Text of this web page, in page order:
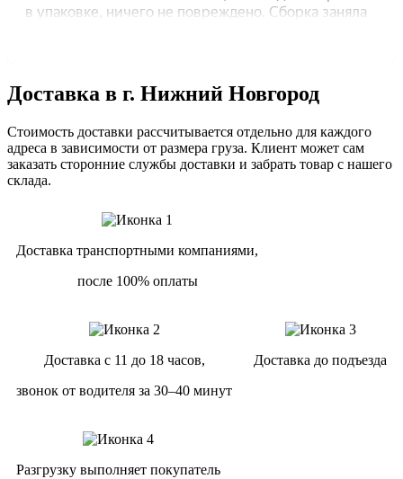
Доставка в г. Нижний Новгород
Стоимость доставки рассчитывается отдельно для каждого
адреса в зависимости от размера груза. Клиент может сам
заказать сторонние службы доставки и забрать товар с нашего
склада.
Доставка транспортными компаниями,
после 100% оплаты
Доставка с 11 до 18 часов,
звонок от водителя за 30–40 минут
Доставка до подъезда
Разгрузку выполняет покупатель